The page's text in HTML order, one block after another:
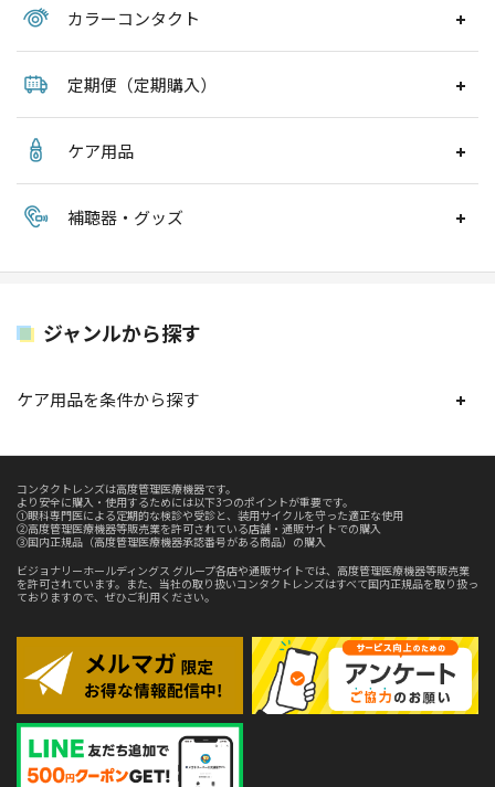
カラーコンタクト
定期便（定期購入）
ケア用品
補聴器・グッズ
ジャンルから探す
ケア用品を条件から探す
コンタクトレンズは高度管理医療機器です。
より安全に購入・使用するためには以下3つのポイントが重要です。
①眼科専門医による定期的な検診や受診と、装用サイクルを守った適正な使用
②高度管理医療機器等販売業を許可されている店舗・通販サイトでの購入
③国内正規品（高度管理医療機器承認番号がある商品）の購入
ビジョナリーホールディングス グループ各店や通販サイトでは、高度管理医療機器等販売業
を許可されています。また、当社の取り扱いコンタクトレンズはすべて国内正規品を取り扱っ
ておりますので、ぜひご利用ください。